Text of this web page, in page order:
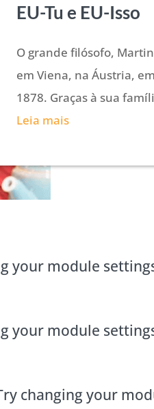
EU-Tu e EU-Isso
O grande filósofo,
em Viena, na Áustria,
1878. Graças à sua
Leia mais
your module
your module
changing your